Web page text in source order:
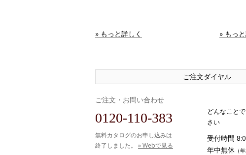
» もっと詳しく » もっ
ご注文ダイヤル
ご注文・お問い合わせ
0120-110-383
無料カタログのお申し込みは
終了しました。 » Webで見る
どんなこと
さい
受付時間
年中無休 （